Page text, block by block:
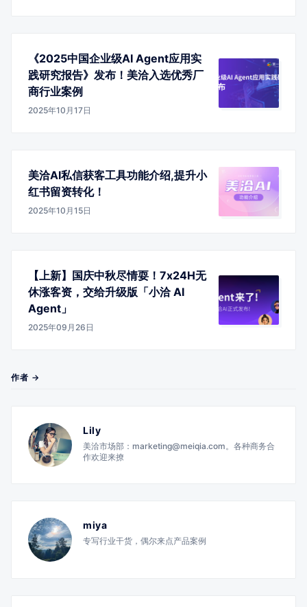
《2025中国企业级AI Agent应用实
践研究报告》发布！美洽入选优秀厂
商行业案例
2025年10月17日
美洽AI私信获客工具功能介绍,提升小
红书留资转化！
2025年10月15日
【上新】国庆中秋尽情耍！7x24H无
休涨客资，交给升级版「小洽 AI
Agent」
2025年09月26日
作者 →
Lily
美洽市场部：marketing@meiqia.com。各种商务合
作欢迎来撩
miya
专写行业干货，偶尔来点产品案例